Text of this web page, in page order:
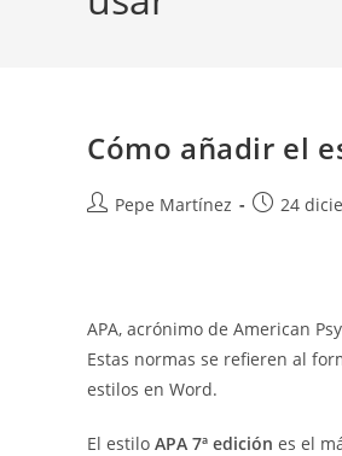
Cómo añadir el
AutorPepe Martínez
Publicación
24
APA, acrónimo de American
Estas normas se refieren al
estilos en Word.
El estilo APA 7ª edición es el